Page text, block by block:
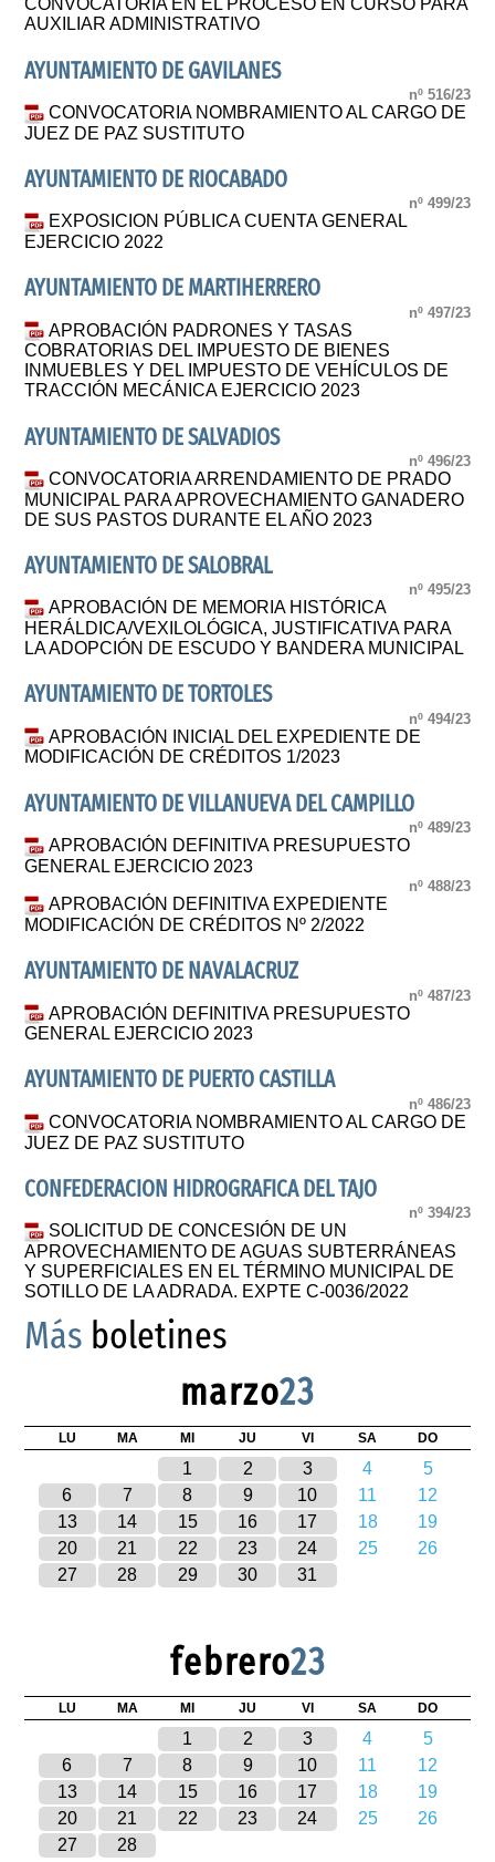
CONVOCATORIA EN EL PROCESO EN CURSO PARA
AUXILIAR ADMINISTRATIVO
AYUNTAMIENTO DE GAVILANES
nº 516/23
CONVOCATORIA NOMBRAMIENTO AL CARGO DE
JUEZ DE PAZ SUSTITUTO
AYUNTAMIENTO DE RIOCABADO
nº 499/23
EXPOSICION PÚBLICA CUENTA GENERAL
EJERCICIO 2022
AYUNTAMIENTO DE MARTIHERRERO
nº 497/23
APROBACIÓN PADRONES Y TASAS
COBRATORIAS DEL IMPUESTO DE BIENES
INMUEBLES Y DEL IMPUESTO DE VEHÍCULOS DE
TRACCIÓN MECÁNICA EJERCICIO 2023
AYUNTAMIENTO DE SALVADIOS
nº 496/23
CONVOCATORIA ARRENDAMIENTO DE PRADO
MUNICIPAL PARA APROVECHAMIENTO GANADERO
DE SUS PASTOS DURANTE EL AÑO 2023
AYUNTAMIENTO DE SALOBRAL
nº 495/23
APROBACIÓN DE MEMORIA HISTÓRICA
HERÁLDICA/VEXILOLÓGICA, JUSTIFICATIVA PARA
LA ADOPCIÓN DE ESCUDO Y BANDERA MUNICIPAL
AYUNTAMIENTO DE TORTOLES
nº 494/23
APROBACIÓN INICIAL DEL EXPEDIENTE DE
MODIFICACIÓN DE CRÉDITOS 1/2023
AYUNTAMIENTO DE VILLANUEVA DEL CAMPILLO
nº 489/23
APROBACIÓN DEFINITIVA PRESUPUESTO
GENERAL EJERCICIO 2023
nº 488/23
APROBACIÓN DEFINITIVA EXPEDIENTE
MODIFICACIÓN DE CRÉDITOS Nº 2/2022
AYUNTAMIENTO DE NAVALACRUZ
nº 487/23
APROBACIÓN DEFINITIVA PRESUPUESTO
GENERAL EJERCICIO 2023
AYUNTAMIENTO DE PUERTO CASTILLA
nº 486/23
CONVOCATORIA NOMBRAMIENTO AL CARGO DE
JUEZ DE PAZ SUSTITUTO
CONFEDERACION HIDROGRAFICA DEL TAJO
nº 394/23
SOLICITUD DE CONCESIÓN DE UN
APROVECHAMIENTO DE AGUAS SUBTERRÁNEAS
Y SUPERFICIALES EN EL TÉRMINO MUNICIPAL DE
SOTILLO DE LA ADRADA. EXPTE C-0036/2022
Más boletines
marzo23
LU MA MI JU VI SA DO
1 2 3 4
5
6
7 8 9 10 11
12
13
14 15 16 17 18
19
20
21 22 23 24 25
26
27
28 29 30 31
febrero23
LU MA MI JU VI SA DO
1 2 3 4
5
6
7 8 9 10 11
12
13
14 15 16 17 18
19
20
21 22 23 24 25
26
27
28